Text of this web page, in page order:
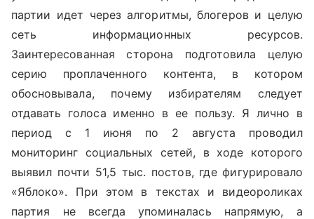
партии идет через алгоритмы, блогеров и целую
сеть информационных ресурсов.
Заинтересованная сторона подготовила целую
серию проплаченного контента, в котором
обосновывала, почему избирателям следует
отдавать голоса именно в ее пользу. Я лично в
период с 1 июня по 2 августа проводил
мониторинг социальных сетей, в ходе которого
выявил почти 51,5 тыс. постов, где фигурировало
«Яблоко». При этом в текстах и видеороликах
партия не всегда упоминалась напрямую, а